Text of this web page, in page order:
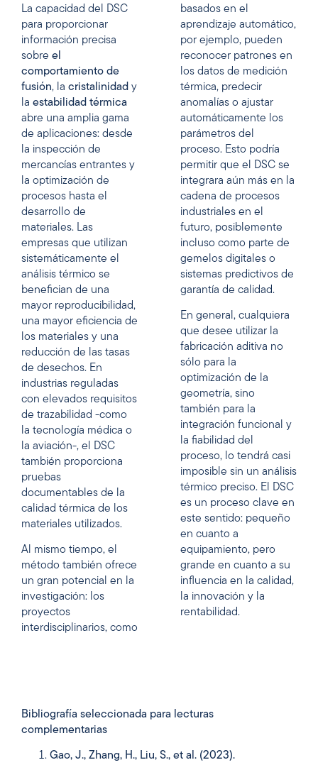
La capacidad del DSC
para proporcionar
información precisa
sobre el
comportamiento de
fusión, la cristalinidad y
la estabilidad térmica
abre una amplia gama
de aplicaciones: desde
la inspección de
mercancías entrantes y
la optimización de
procesos hasta el
desarrollo de
materiales. Las
empresas que utilizan
sistemáticamente el
análisis térmico se
benefician de una
mayor reproducibilidad,
una mayor eficiencia de
los materiales y una
reducción de las tasas
de desechos. En
industrias reguladas
con elevados requisitos
de trazabilidad -como
la tecnología médica o
la aviación-, el DSC
también proporciona
pruebas
documentables de la
calidad térmica de los
materiales utilizados.
Al mismo tiempo, el
método también ofrece
un gran potencial en la
investigación: los
proyectos
interdisciplinarios, como
basados en el
aprendizaje automático,
por ejemplo, pueden
reconocer patrones en
los datos de medición
térmica, predecir
anomalías o ajustar
automáticamente los
parámetros del
proceso. Esto podría
permitir que el DSC se
integrara aún más en la
cadena de procesos
industriales en el
futuro, posiblemente
incluso como parte de
gemelos digitales o
sistemas predictivos de
garantía de calidad.
En general, cualquiera
que desee utilizar la
fabricación aditiva no
sólo para la
optimización de la
geometría, sino
también para la
integración funcional y
la fiabilidad del
proceso, lo tendrá casi
imposible sin un análisis
térmico preciso. El DSC
es un proceso clave en
este sentido: pequeño
en cuanto a
equipamiento, pero
grande en cuanto a su
influencia en la calidad,
la innovación y la
rentabilidad.
Bibliografía seleccionada para lecturas
complementarias
Gao, J., Zhang, H., Liu, S., et al. (2023).